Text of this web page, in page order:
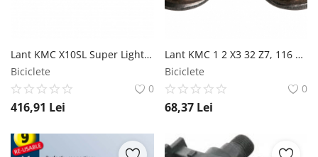
Lant KMC X10SL Super Light 114L Bolt-5.88mm 10V Auriu KMC
Biciclete
0
416,91 Lei
Lant KMC 1 2 X3 32 Z7, 116 Zale , lungime 7,3mm, argintiu-bronz , 7 viteze KMC
Biciclete
0
68,37 Lei